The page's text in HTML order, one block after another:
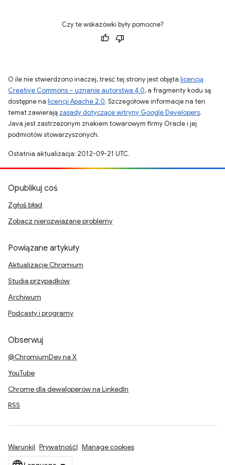
Czy te wskazówki były pomocne?
O ile nie stwierdzono inaczej, treść tej strony jest objęta licencją
Creative Commons – uznanie autorstwa 4.0, a fragmenty kodu są
dostępne na licencji Apache 2.0. Szczegółowe informacje na ten
temat zawierają zasady dotyczące witryny Google Developers.
Java jest zastrzeżonym znakiem towarowym firmy Oracle i jej
podmiotów stowarzyszonych.
Ostatnia aktualizacja: 2012-09-21 UTC.
Opublikuj coś
Zgłoś błąd
Zobacz nierozwiązane problemy
Powiązane artykuły
Aktualizacje Chromium
Studia przypadków
Archiwum
Podcasty i programy
Obserwuj
@ChromiumDev na X
YouTube
Chrome dla deweloperów na LinkedIn
RSS
Warunki Prywatność Manage cookies